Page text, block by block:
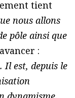
tient
nous allons
pôle ainsi que
:
Il est, depuis le